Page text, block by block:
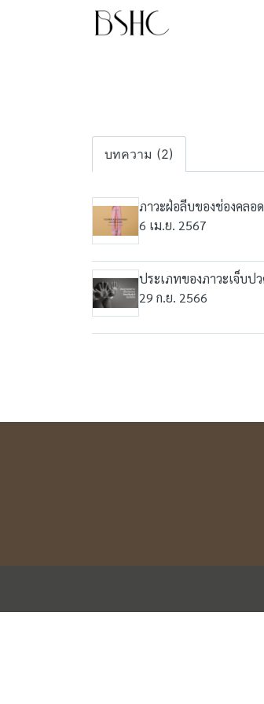
บทความ (2)
ภาวะฝ่อลีบของช่องคลอ
6 เม.ย. 2567
ประเภทของภาวะเจ็บ
29 ก.ย. 2566